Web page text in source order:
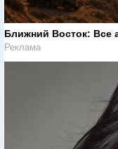
Ближний Восток: Все
Реклама